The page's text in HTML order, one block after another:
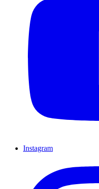
Instagram